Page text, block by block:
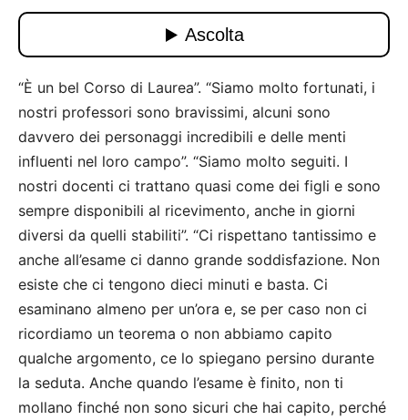
“È un bel Corso di Laurea”. “Siamo molto fortunati, i
nostri professori sono bravissimi, alcuni sono
davvero dei personaggi incredibili e delle menti
influenti nel loro campo”. “Siamo molto seguiti. I
nostri docenti ci trattano quasi come dei figli e sono
sempre disponibili al ricevimento, anche in giorni
diversi da quelli stabiliti”. “Ci rispettano tantissimo e
anche all’esame ci danno grande soddisfazione. Non
esiste che ci tengono dieci minuti e basta. Ci
esaminano almeno per un’ora e, se per caso non ci
ricordiamo un teorema o non abbiamo capito
qualche argomento, ce lo spiegano persino durante
la seduta. Anche quando l’esame è finito, non ti
mollano finché non sono sicuri che hai capito, perché